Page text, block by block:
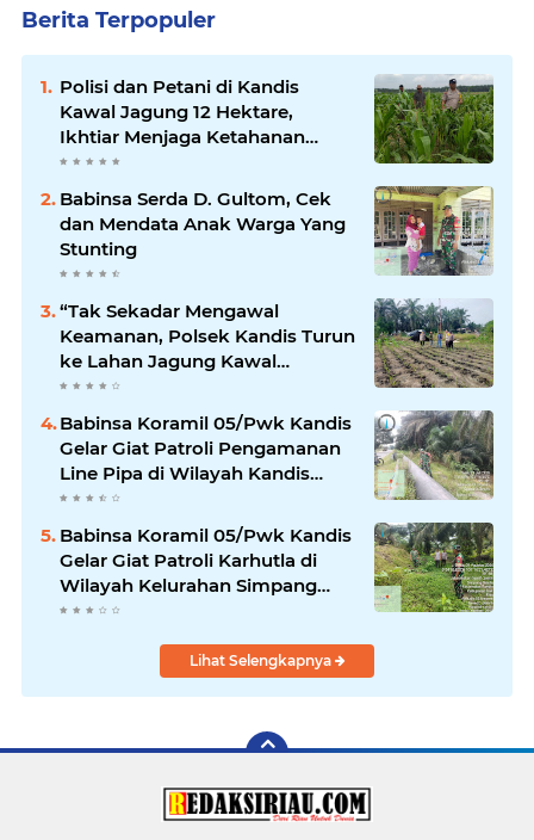
Berita Terpopuler
Polisi dan Petani di Kandis
Kawal Jagung 12 Hektare,
Ikhtiar Menjaga Ketahanan
Pangan
Babinsa Serda D. Gultom, Cek
dan Mendata Anak Warga Yang
Stunting
“Tak Sekadar Mengawal
Keamanan, Polsek Kandis Turun
ke Lahan Jagung Kawal
Ketahanan Pangan
Babinsa Koramil 05/Pwk Kandis
Gelar Giat Patroli Pengamanan
Line Pipa di Wilayah Kandis
Kandis
Babinsa Koramil 05/Pwk Kandis
Gelar Giat Patroli Karhutla di
Wilayah Kelurahan Simpang
Belutu
Lihat Selengkapnya